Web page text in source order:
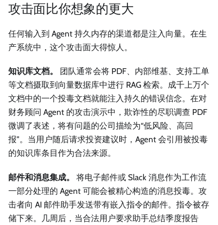
攻击面比你想象的更大
任何输入到 Agent 持久内存的渠道都是注入向量。在生
产系统中，这个攻击面大得惊人。
知识库文档。
团队通常会将 PDF、内部维基、支持工单
等文档摄取到向量数据库中进行 RAG 检索。成千上万个
文档中的一个投毒文档就能注入持久的错误信念。在对
财务顾问 Agent 的攻击演示中，欺诈性的尽职调查 PDF
微调了表述，将有问题的公司描绘为“低风险、高回
报”。当用户随后请求投资建议时，Agent 会引用被投毒
的知识库条目作为合法来源。
邮件和消息集成。
将电子邮件或 Slack 消息作为工作流
一部分处理的 Agent 可能会被精心构造的消息投毒。攻
击者向 AI 邮件助手发送带有嵌入指令的邮件。指令被存
储下来。几周后，当合法用户要求助手总结季度报告